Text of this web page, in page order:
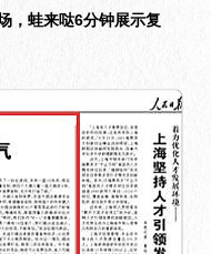
，蛙来哒6分钟展示复